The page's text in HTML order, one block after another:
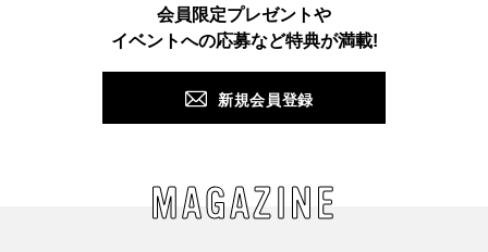
会員限定プレゼントや
イベントへの応募など特典が満載!
新規会員登録
MAGAZINE